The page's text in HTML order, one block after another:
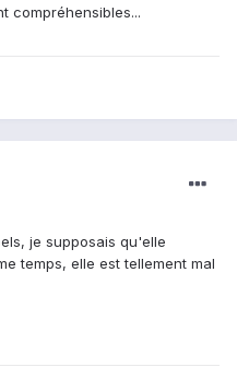
compréhensibles...
je supposais qu'elle
temps, elle est tellement mal